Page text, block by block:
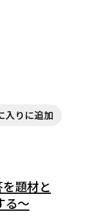
入りに追加
題材と
る～